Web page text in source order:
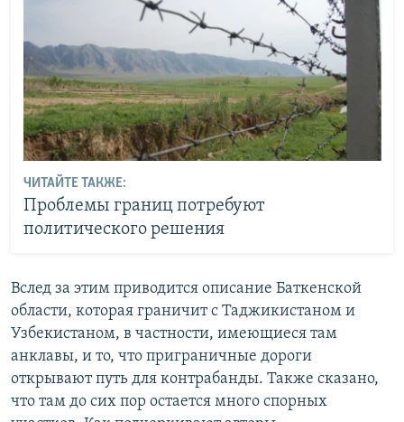
ЧИТАЙТЕ ТАКЖЕ:
Проблемы границ потребуют
политического решения
Вслед за этим приводится описание Баткенской
области, которая граничит с Таджикистаном и
Узбекистаном, в частности, имеющиеся там
анклавы, и то, что приграничные дороги
открывают путь для контрабанды. Также сказано,
что там до сих пор остается много спорных